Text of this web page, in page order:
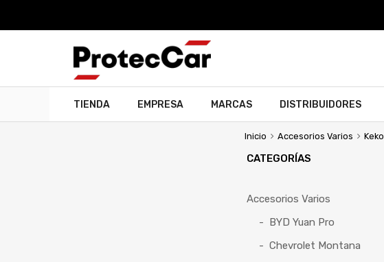
TIENDA EMPRESA MARCAS DISTRIBUIDORES
Inicio Accesorios Varios Keko
CATEGORÍAS
Accesorios Varios
BYD Yuan Pro
Chevrolet Montana